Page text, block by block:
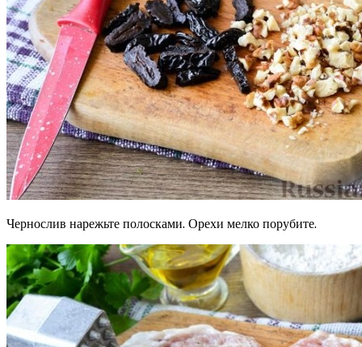
Чернослив нарежьте полосками. Орехи мелко порубите.